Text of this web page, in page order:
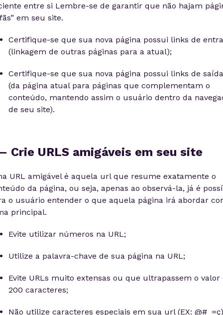
entre si Lembre-se de garantir que não hajam
em seu site.
Certifique-se que sua nova página possui links de
(linkagem de outras páginas para a atual);
Certifique-se que sua nova página possui links de saída
(da página atual para páginas que complementam o
conteúdo, mantendo assim o usuário dentro da
de seu site).
Crie URLS amigáveis em seu site
URL amigável é aquela url que resume exatamente o
da página, ou seja, apenas ao observá-la, já é
o usuário entender o que aquela página irá abordar
principal.
Evite utilizar números na URL;
Utilize a palavra-chave de sua página na URL;
Evite URLs muito extensas ou que ultrapassem o valor
200 caracteres;
Não utilize caracteres especiais em sua url (EX: